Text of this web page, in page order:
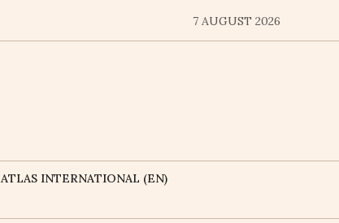
7 AUGUST 2026
ATLAS INTERNATIONAL (EN)